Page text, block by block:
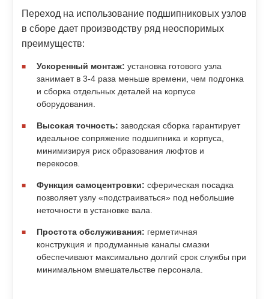
Переход на использование подшипниковых узлов
в сборе дает производству ряд неоспоримых
преимуществ:
Ускоренный монтаж: установка готового узла
занимает в 3-4 раза меньше времени, чем подгонка
и сборка отдельных деталей на корпусе
оборудования.
Высокая точность: заводская сборка гарантирует
идеальное сопряжение подшипника и корпуса,
минимизируя риск образования люфтов и
перекосов.
Функция самоцентровки: сферическая посадка
позволяет узлу «подстраиваться» под небольшие
неточности в установке вала.
Простота обслуживания: герметичная
конструкция и продуманные каналы смазки
обеспечивают максимально долгий срок службы при
минимальном вмешательстве персонала.